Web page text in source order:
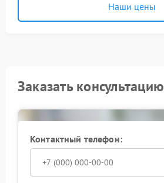
Наши цены
Заказать консультацию
Контактный телефон: